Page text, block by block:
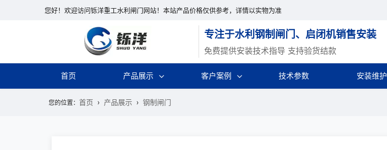
您好！欢迎访问铄洋重工水利闸门网站！本站产品价格仅供参考，详情以实物为准
专注于水利钢制闸门、启闭机销售安装
免费提供安装技术指导 支持验货结款
首页 产品展示 客户案例 技术参数 安装维护
您的位置： 首页 产品展示 钢制闸门